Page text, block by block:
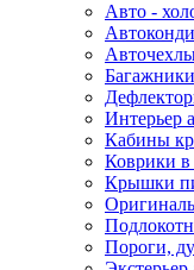
Авто -
Интерьер
Кабины
Коврики в
Крышки
Пороги,